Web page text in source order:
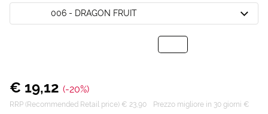
006 - DRAGON FRUIT
€ 19,12 (-20%)
RRP (Recommended Retail price) € 23,90
Prezzo migliore in 30 giorni €